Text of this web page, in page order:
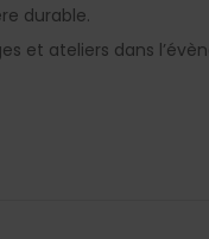
durable.
et ateliers dans